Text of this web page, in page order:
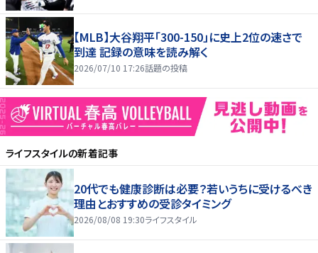
【MLB】大谷翔平「300-150」に史上2位の速さで
到達 記録の意味を読み解く
2026/07/10 17:26話題の投稿
ライフスタイルの新着記事
20代でも健康診断は必要？若いうちに受けるべき
理由とおすすめの受診タイミング
2026/08/08 19:30ライフスタイル